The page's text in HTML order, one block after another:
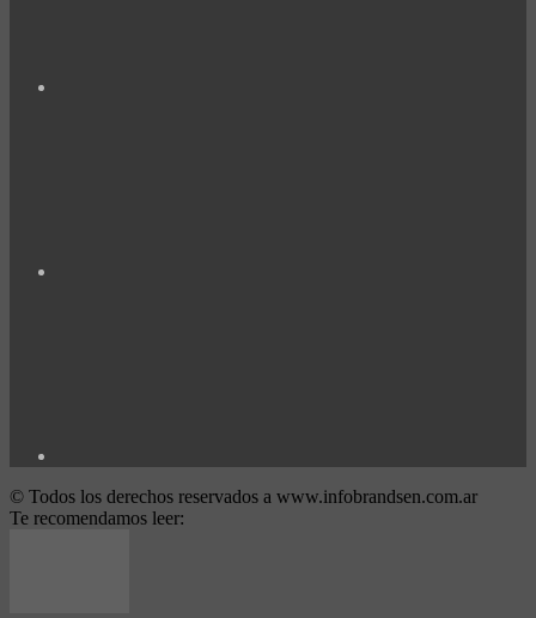
© Todos los derechos reservados a www.infobrandsen.com.ar
Te recomendamos leer: